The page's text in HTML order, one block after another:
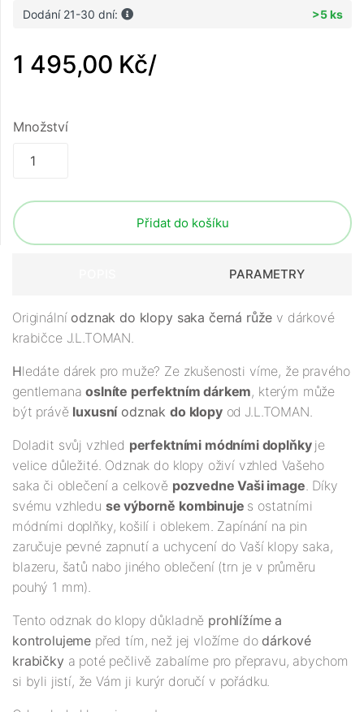
Dodání 21-30 dní: >5 ks
1 495,00 Kč/
Množství
Přidat do košíku
PARAMETRY
Originální odznak do klopy saka černá růže v dárkové
krabičce J.L.TOMAN.
Hledáte dárek pro muže? Ze zkušenosti víme, že pravého
gentlemanaoslníte perfektním dárkem, kterým může
být právě luxusníodznakdo klopyod J.L.TOMAN.
Doladit svůj vzhled perfektními módními doplňky je
velice důležité. Odznak do klopy oživí vzhled Vašeho
saka či oblečení a celkově pozvedne Vaši image . Díky
svému vzhledu se výborně kombinuje s ostatními
módními doplňky, košilí i oblekem. Zapínání na pin
zaručuje pevné zapnutí a uchycení do Vaší klopy saka,
blazeru, šatů nabo jiného oblečení (trn je v průměru
pouhý 1 mm).
Tento odznak do klopy důkladně prohlížíme a
kontrolujeme před tím, než jej vložíme do dárkové
krabičkya poté pečlivě zabalíme pro přepravu, abychom
si byli jistí, že Vám ji kurýr doručí v pořádku.